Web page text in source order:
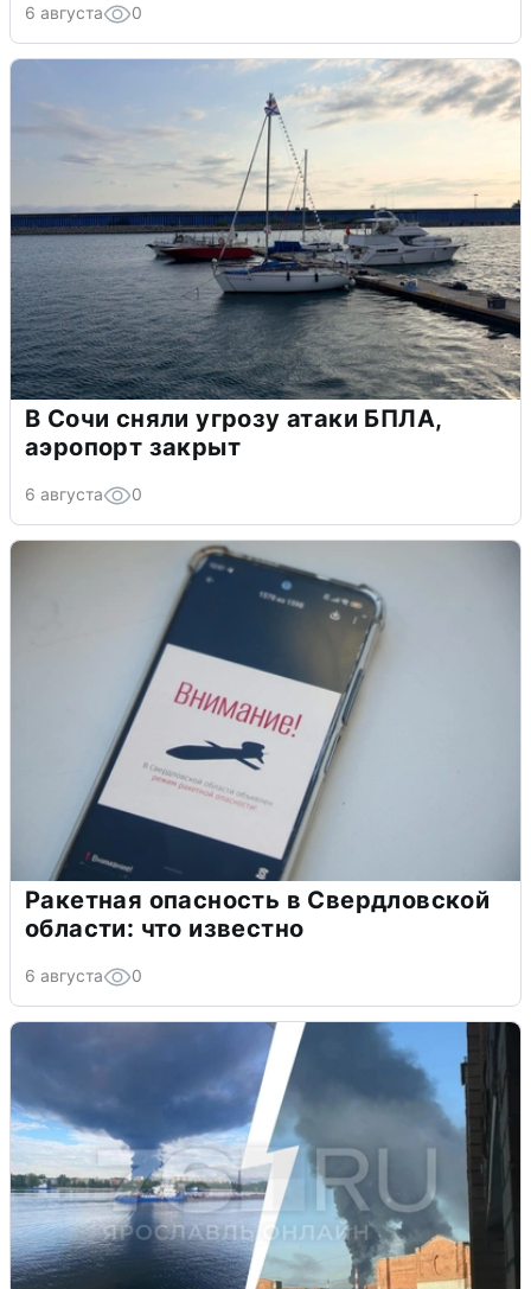
6 августа 0
В Сочи сняли угрозу атаки БПЛА,
аэропорт закрыт
6 августа 0
Ракетная опасность в Свердловской
области: что известно
6 августа 0